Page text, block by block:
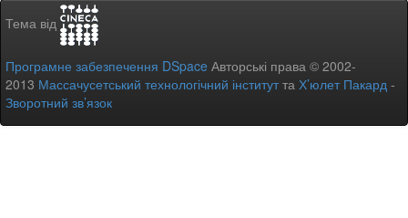
Тема від
Програмне забезпечення DSpace Авторські права © 2002-
2013 Массачусетський технологічний інститутта Х’юлет Пакард -
Зворотний зв’язок